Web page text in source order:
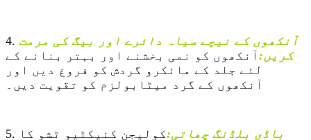
4. آنکھوں کے نیچے سیاہ دائرے اور بیگ کی مرمت
کریں:آنکھوں کو نمی بخشنے اور بہتر بنانے کے
لئے جلد کے مائکرو گردش کو فروغ دیں اور
آنکھوں کے گرد میٹابولزم کو تقویت دیں۔
5. باڈی بلڈنگ چھاتی:کولیجن کنیکٹیو ٹشو کا